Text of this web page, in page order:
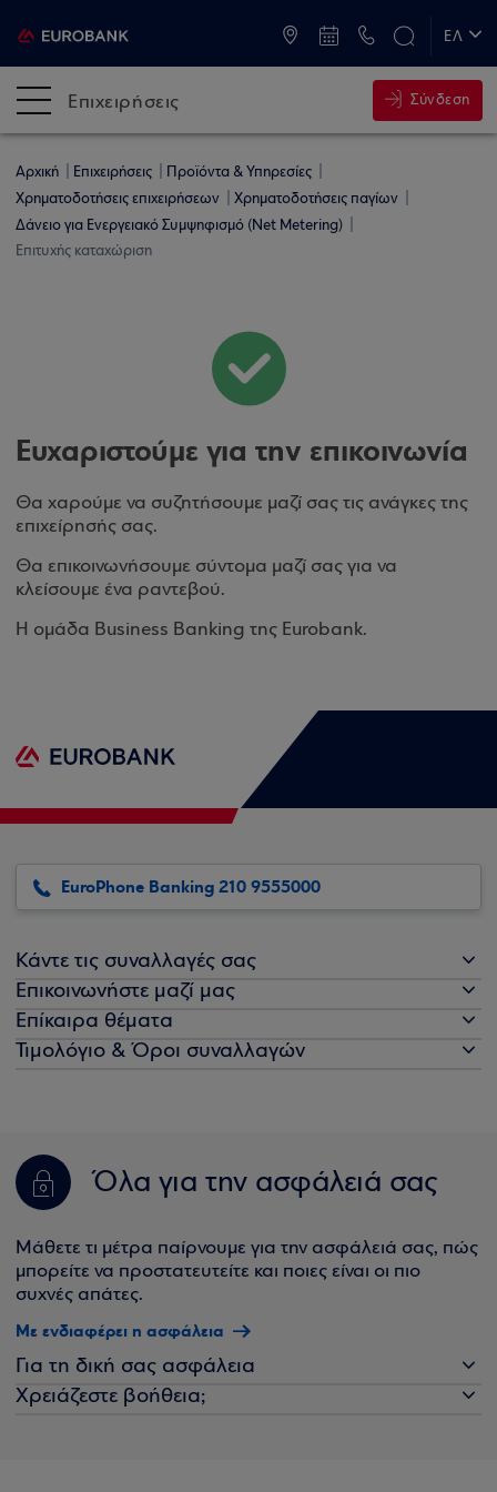
ΕΛ
Επιχειρήσεις Σύνδεση
Αρχική Επιχειρήσεις
Προϊόντα & Υπηρεσίες
Χρηματοδοτήσεις επιχειρήσεων
Χρηματοδοτήσεις παγίων
Δάνειο για Ενεργειακό Συμψηφισμό (Net Metering)
Επιτυχής καταχώριση
Ευχαριστούμε για την επικοινωνία
Θα χαρούμε να συζητήσουμε μαζί σας τις ανάγκες της
επιχείρησής σας.
Θα επικοινωνήσουμε σύντομα μαζί σας για να
κλείσουμε ένα ραντεβού.
Η ομάδα Business Banking της Eurobank.
EuroPhone Banking 210 9555000
Κάντε τις συναλλαγές σας
Επικοινωνήστε μαζί μας
Επίκαιρα θέματα
Τιμολόγιο & Όροι συναλλαγών
Όλα για την ασφάλειά σας
Μάθετε τι μέτρα παίρνουμε για την ασφάλειά σας, πώς
μπορείτε να προστατευτείτε και ποιες είναι οι πιο
συχνές απάτες.
Με ενδιαφέρει η ασφάλεια
Για τη δική σας ασφάλεια
Χρειάζεστε βοήθεια;